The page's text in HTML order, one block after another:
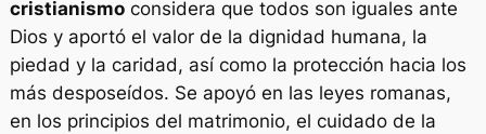
cristianismoconsidera que todos son iguales ante
Dios y aportó el valor de la dignidad humana, la
piedad y la caridad, así como la protección hacia los
más desposeídos. Se apoyó en las leyes romanas,
en los principios del matrimonio, el cuidado de la